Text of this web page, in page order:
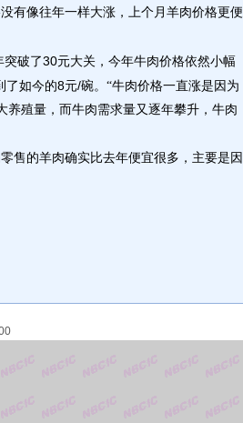
有像往年一样大涨，上个月羊肉价格更便
突破了30元大关，今年牛肉价格依然小幅
了如今的8元/碗。“牛肉价格一直涨是因为
养殖量，而牛肉需求量又逐年攀升，牛肉
售的羊肉确实比去年便宜很多，主要是因